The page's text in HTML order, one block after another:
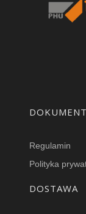
Linki w
Regulamin
Polityka
DOSTAWA